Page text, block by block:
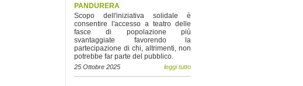
PANDURERA
Scopo dell'iniziativa solidale è
consentire l'accesso a teatro delle
fasce di popolazione più
svantaggiate favorendo la
partecipazione di chi, altrimenti, non
potrebbe far parte del pubblico.
25 Ottobre 2025 leggi tutto